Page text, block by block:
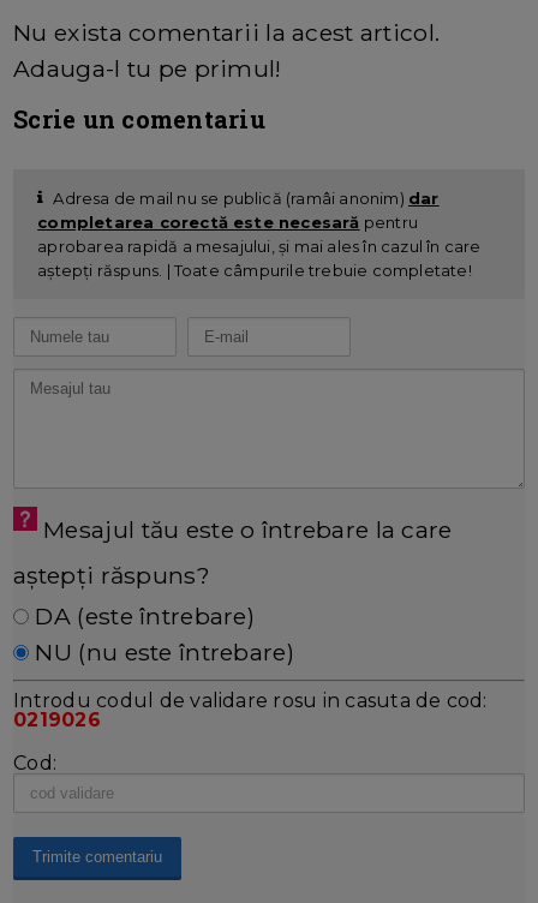
Nu exista comentarii la acest articol.
Adauga-l tu pe primul!
Scrie un comentariu
Adresa de mail nu se publică (ramâi anonim) dar
completarea corectă este necesară pentru
aprobarea rapidă a mesajului, și mai ales în cazul în care
aștepți răspuns. | Toate câmpurile trebuie completate!
Mesajul tău este o întrebare la care
aștepți răspuns?
DA (este întrebare)
NU (nu este întrebare)
Introdu codul de validare rosu in casuta de cod:
0219026
Cod: